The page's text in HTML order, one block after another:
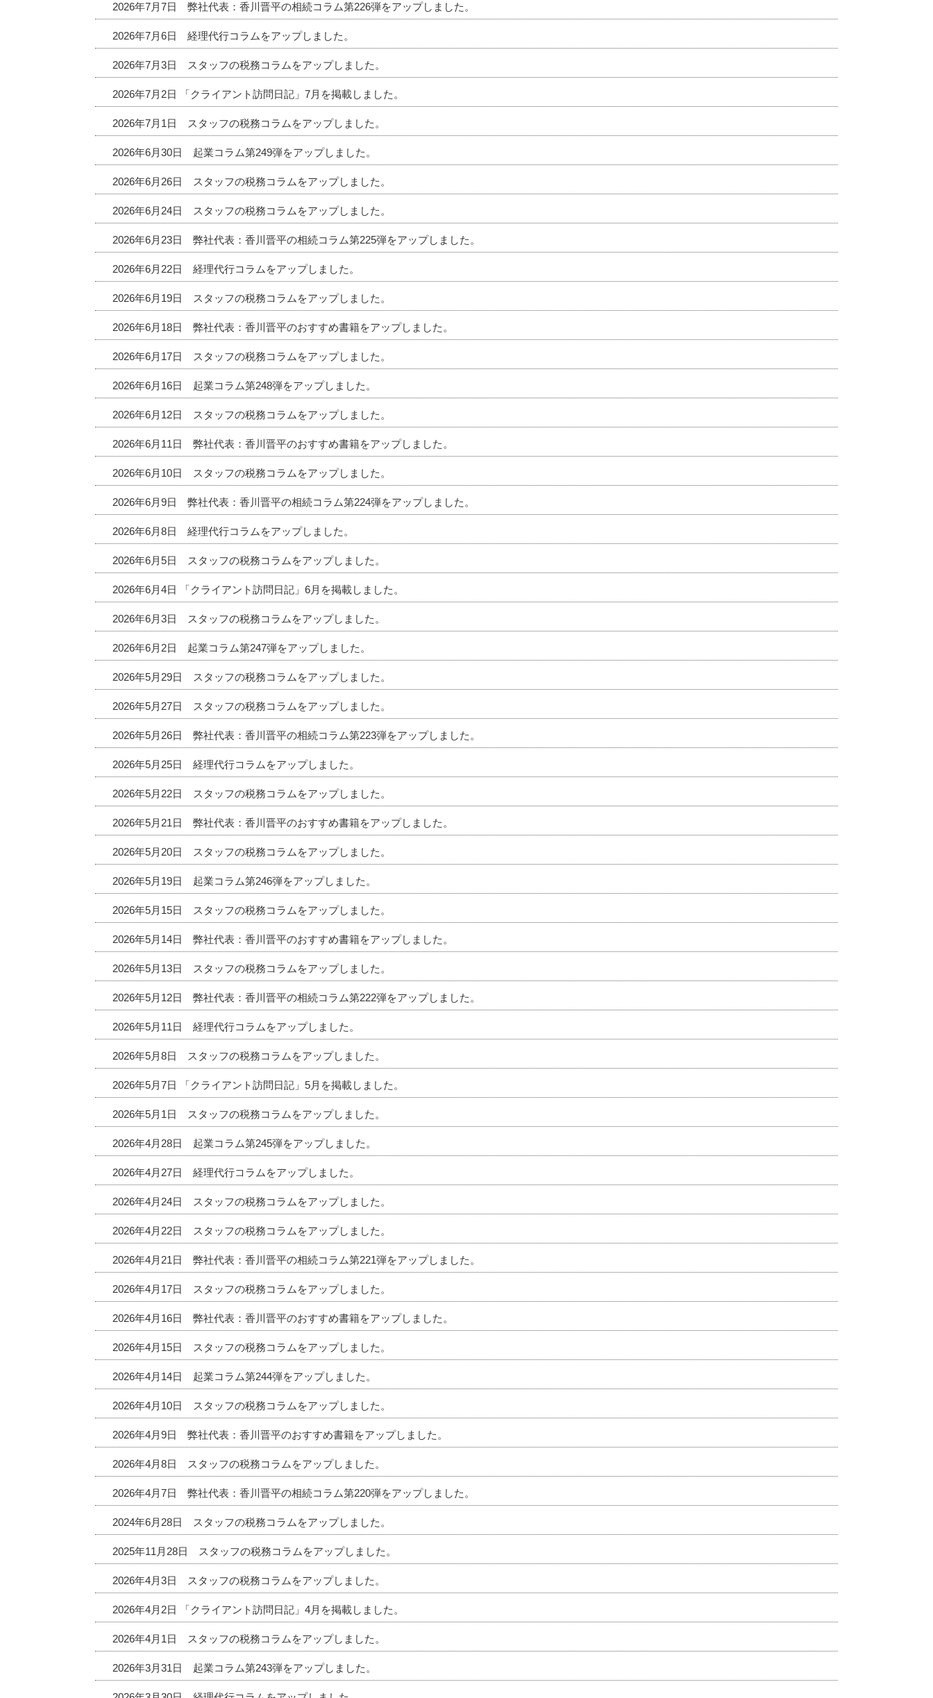
2026年7月7日 弊社代表：香川晋平の相続コラム第226弾をアップしました。
2026年7月6日 経理代行コラムをアップしました。
2026年7月3日 スタッフの税務コラムをアップしました。
2026年7月2日 「クライアント訪問日記」7月を掲載しました。
2026年7月1日 スタッフの税務コラムをアップしました。
2026年6月30日 起業コラム第249弾をアップしました。
2026年6月26日 スタッフの税務コラムをアップしました。
2026年6月24日 スタッフの税務コラムをアップしました。
2026年6月23日 弊社代表：香川晋平の相続コラム第225弾をアップしました。
2026年6月22日 経理代行コラムをアップしました。
2026年6月19日 スタッフの税務コラムをアップしました。
2026年6月18日 弊社代表：香川晋平のおすすめ書籍をアップしました。
2026年6月17日 スタッフの税務コラムをアップしました。
2026年6月16日 起業コラム第248弾をアップしました。
2026年6月12日 スタッフの税務コラムをアップしました。
2026年6月11日 弊社代表：香川晋平のおすすめ書籍をアップしました。
2026年6月10日 スタッフの税務コラムをアップしました。
2026年6月9日 弊社代表：香川晋平の相続コラム第224弾をアップしました。
2026年6月8日 経理代行コラムをアップしました。
2026年6月5日 スタッフの税務コラムをアップしました。
2026年6月4日 「クライアント訪問日記」6月を掲載しました。
2026年6月3日 スタッフの税務コラムをアップしました。
2026年6月2日 起業コラム第247弾をアップしました。
2026年5月29日 スタッフの税務コラムをアップしました。
2026年5月27日 スタッフの税務コラムをアップしました。
2026年5月26日 弊社代表：香川晋平の相続コラム第223弾をアップしました。
2026年5月25日 経理代行コラムをアップしました。
2026年5月22日 スタッフの税務コラムをアップしました。
2026年5月21日 弊社代表：香川晋平のおすすめ書籍をアップしました。
2026年5月20日 スタッフの税務コラムをアップしました。
2026年5月19日 起業コラム第246弾をアップしました。
2026年5月15日 スタッフの税務コラムをアップしました。
2026年5月14日 弊社代表：香川晋平のおすすめ書籍をアップしました。
2026年5月13日 スタッフの税務コラムをアップしました。
2026年5月12日 弊社代表：香川晋平の相続コラム第222弾をアップしました。
2026年5月11日 経理代行コラムをアップしました。
2026年5月8日 スタッフの税務コラムをアップしました。
2026年5月7日 「クライアント訪問日記」5月を掲載しました。
2026年5月1日 スタッフの税務コラムをアップしました。
2026年4月28日 起業コラム第245弾をアップしました。
2026年4月27日 経理代行コラムをアップしました。
2026年4月24日 スタッフの税務コラムをアップしました。
2026年4月22日 スタッフの税務コラムをアップしました。
2026年4月21日 弊社代表：香川晋平の相続コラム第221弾をアップしました。
2026年4月17日 スタッフの税務コラムをアップしました。
2026年4月16日 弊社代表：香川晋平のおすすめ書籍をアップしました。
2026年4月15日 スタッフの税務コラムをアップしました。
2026年4月14日 起業コラム第244弾をアップしました。
2026年4月10日 スタッフの税務コラムをアップしました。
2026年4月9日 弊社代表：香川晋平のおすすめ書籍をアップしました。
2026年4月8日 スタッフの税務コラムをアップしました。
2026年4月7日 弊社代表：香川晋平の相続コラム第220弾をアップしました。
2024年6月28日 スタッフの税務コラムをアップしました。
2025年11月28日 スタッフの税務コラムをアップしました。
2026年4月3日 スタッフの税務コラムをアップしました。
2026年4月2日 「クライアント訪問日記」4月を掲載しました。
2026年4月1日 スタッフの税務コラムをアップしました。
2026年3月31日 起業コラム第243弾をアップしました。